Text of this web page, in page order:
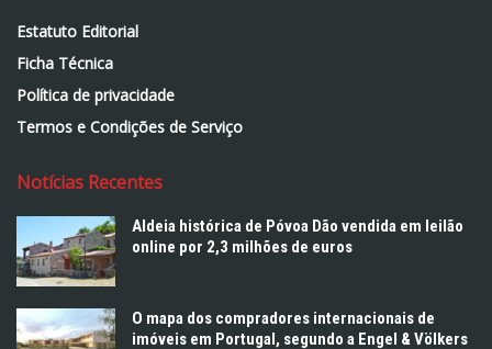
Estatuto Editorial
Ficha Técnica
Política de privacidade
Termos e Condições de Serviço
Notícias Recentes
Aldeia histórica de Póvoa Dão vendida em leilão
online por 2,3 milhões de euros
O mapa dos compradores internacionais de
imóveis em Portugal, segundo a Engel & Völkers